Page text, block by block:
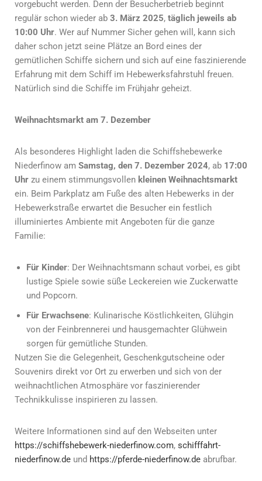
vorgebucht werden. Denn der Besucherbetrieb beginnt
regulär schon wieder ab 3. März 2025, täglich jeweils ab
10:00 Uhr. Wer auf Nummer Sicher gehen will, kann sich
daher schon jetzt seine Plätze an Bord eines der
gemütlichen Schiffe sichern und sich auf eine faszinierende
Erfahrung mit dem Schiff im Hebewerksfahrstuhl freuen.
Natürlich sind die Schiffe im Frühjahr geheizt.
Weihnachtsmarkt am 7. Dezember
Als besonderes Highlight laden die Schiffshebewerke
Niederfinow am Samstag, den 7. Dezember 2024, ab 17:00
Uhr zu einem stimmungsvollen kleinen Weihnachtsmarkt
ein. Beim Parkplatz am Fuße des alten Hebewerks in der
Hebewerkstraße erwartet die Besucher ein festlich
illuminiertes Ambiente mit Angeboten für die ganze
Familie:
Für Kinder: Der Weihnachtsmann schaut vorbei, es gibt
lustige Spiele sowie süße Leckereien wie Zuckerwatte
und Popcorn.
Für Erwachsene: Kulinarische Köstlichkeiten, Glühgin
von der Feinbrennerei und hausgemachter Glühwein
sorgen für gemütliche Stunden.
Nutzen Sie die Gelegenheit, Geschenkgutscheine oder
Souvenirs direkt vor Ort zu erwerben und sich von der
weihnachtlichen Atmosphäre vor faszinierender
Technikkulisse inspirieren zu lassen.
Weitere Informationen sind auf den Webseiten unter
https://schiffshebewerk-niederfinow.com, schifffahrt-
niederfinow.de und https://pferde-niederfinow.de abrufbar.